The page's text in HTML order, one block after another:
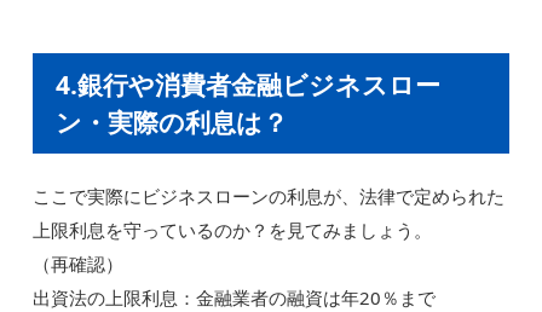
4.銀行や消費者金融ビジネスロー
ン・実際の利息は？
ここで実際にビジネスローンの利息が、法律で定められた
上限利息を守っているのか？を見てみましょう。
（再確認）
出資法の上限利息：金融業者の融資は年20％まで